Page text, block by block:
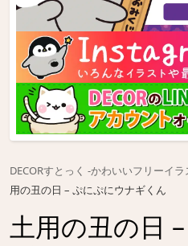
DECORすとっく -かわいいフリーイ
用の丑の日 – ぷにぷにウナギくん
土用の丑の日